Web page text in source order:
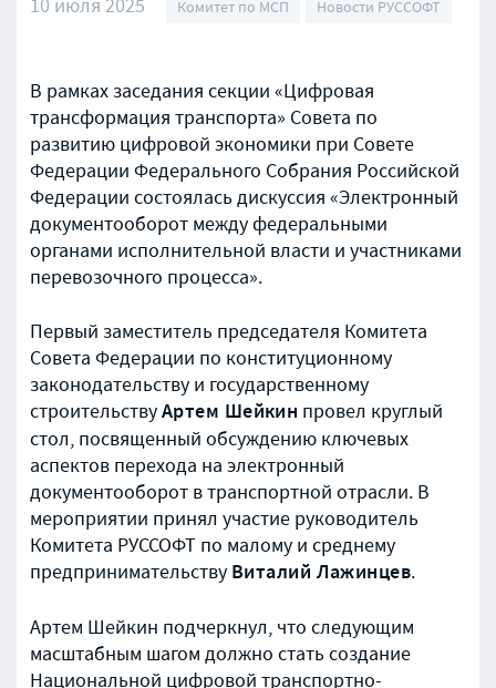
10 июля 2025 Комитет по МСП Новости РУССОФТ
В рамках заседания секции «Цифровая
трансформация транспорта» Совета по
развитию цифровой экономики при Совете
Федерации Федерального Собрания Российской
Федерации состоялась дискуссия «Электронный
документооборот между федеральными
органами исполнительной власти и участниками
перевозочного процесса».
Первый заместитель председателя Комитета
Совета Федерации по конституционному
законодательству и государственному
строительствуАртем Шейкин провел круглый
стол, посвященный обсуждению ключевых
аспектов перехода на электронный
документооборот в транспортной отрасли. В
мероприятии принял участие руководитель
Комитета РУССОФТ по малому и среднему
предпринимательству Виталий Лажинцев.
Артем Шейкин подчеркнул, что следующим
масштабным шагом должно стать создание
Национальной цифровой транспортно-